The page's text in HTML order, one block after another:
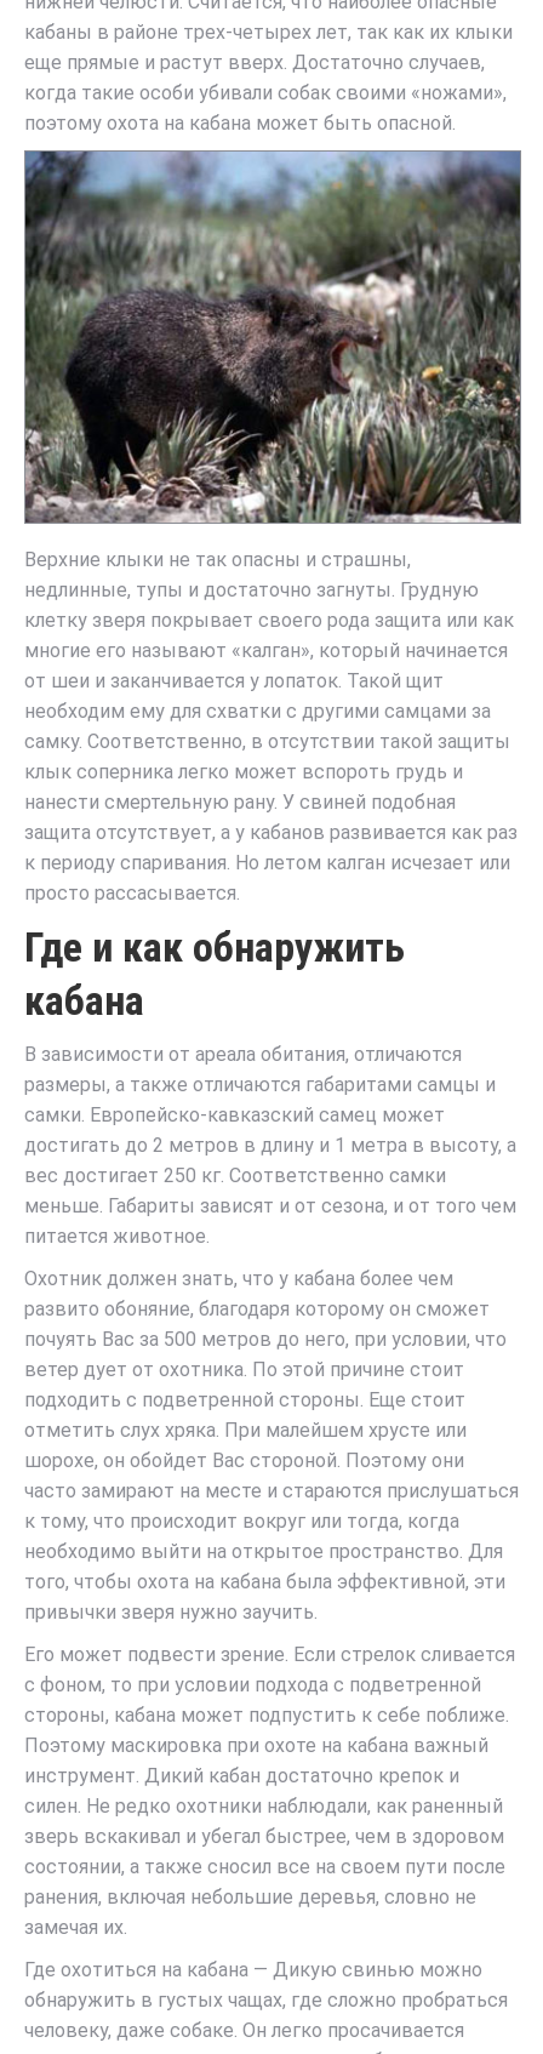
кабаны в районе трех-четырех лет, так как их клыки
еще прямые и растут вверх. Достаточно случаев,
когда такие особи убивали собак своими «ножами»,
поэтому охота на кабана может быть опасной.
Верхние клыки не так опасны и страшны,
недлинные, тупы и достаточно загнуты. Грудную
клетку зверя покрывает своего рода защита или как
многие его называют «калган», который начинается
от шеи и заканчивается у лопаток. Такой щит
необходим ему для схватки с другими самцами за
самку. Соответственно, в отсутствии такой защиты
клык соперника легко может вспороть грудь и
нанести смертельную рану. У свиней подобная
защита отсутствует, а у кабанов развивается как раз
к периоду спаривания. Но летом калган исчезает или
просто рассасывается.
Где и как обнаружить
кабана
В зависимости от ареала обитания, отличаются
размеры, а также отличаются габаритами самцы и
самки. Европейско-кавказский самец может
достигать до 2 метров в длину и 1 метра в высоту, а
вес достигает 250 кг. Соответственно самки
меньше. Габариты зависят и от сезона, и от того чем
питается животное.
Охотник должен знать, что у кабана более чем
развито обоняние, благодаря которому он сможет
почуять Вас за 500 метров до него, при условии, что
ветер дует от охотника. По этой причине стоит
подходить с подветренной стороны. Еще стоит
отметить слух хряка. При малейшем хрусте или
шорохе, он обойдет Вас стороной. Поэтому они
часто замирают на месте и стараются прислушаться
к тому, что происходит вокруг или тогда, когда
необходимо выйти на открытое пространство. Для
того, чтобы охота на кабана была эффективной, эти
привычки зверя нужно заучить.
Его может подвести зрение. Если стрелок сливается
с фоном, то при условии подхода с подветренной
стороны, кабана может подпустить к себе поближе.
Поэтому маскировка при охоте на кабана важный
инструмент. Дикий кабан достаточно крепок и
силен. Не редко охотники наблюдали, как раненный
зверь вскакивал и убегал быстрее, чем в здоровом
состоянии, а также сносил все на своем пути после
ранения, включая небольшие деревья, словно не
замечая их.
Где охотиться на кабана — Дикую свинью можно
обнаружить в густых чащах, где сложно пробраться
человеку, даже собаке. Он легко просачивается